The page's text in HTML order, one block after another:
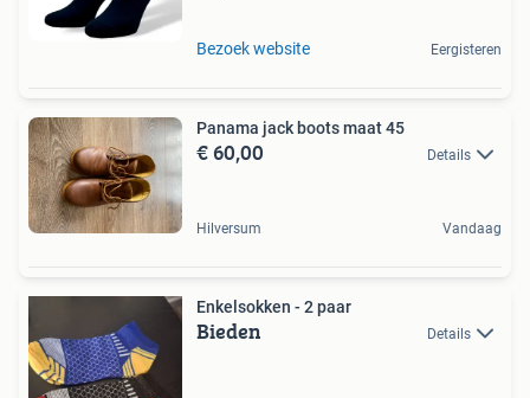
Bezoek website Eergisteren
Panama jack boots maat 45
€ 60,00 Details
Hilversum Vandaag
Enkelsokken - 2 paar
Bieden Details